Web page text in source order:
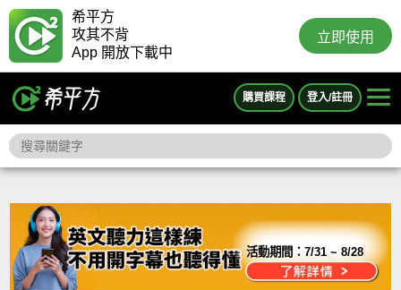
希平方
攻其不背
App 開放下載中
立即使用
購買課程 登入/註冊
活動期間：7/31 ~ 8/28